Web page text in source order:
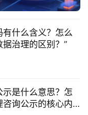
什么含义？怎么
治理的区别？”
是什么意思？怎
咨询公示的核心内